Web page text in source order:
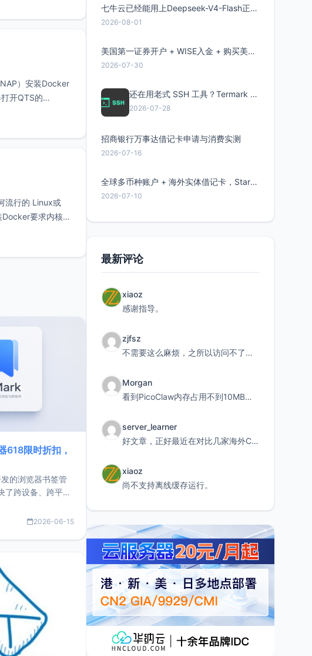
）安装Docker
开QTS的
流行的 Linux或
要求内核大
618限时折扣，
的浏览器书签管
了跨设备、跨平
访问。同时，它还
2026-06-15
七牛云已经能用上Deepseek-V4-Flash正式版了，点此领取300万Token
2026-08-01
美国第一证券开户 + WISE入金 + 购买美股全流程分享
2026-07-30
还在用老式 SSH 工具？Termark 新一代跨平台智能SSH客户端了解一下
2026-07-28
招商银行万事达借记卡申请与消费实测
2026-07-16
全球多币种账户 + 海外实体借记卡，Starryblu开户教程与注意事项
2026-07-10
最新评论
xiaoz
感谢指导。
zjfsz
不需要这么麻烦，之所以访问不了，是由于非对称路由的问题，在爱快主路由添加一条静态路由192.168.
Morgan
看到PicoClaw内存占用不到10MB这个数据真的很惊喜，确实很适合我这种想用旧设备折腾AI的小白
server_learner
好文章，正好最近在对比几家海外CDN。文中提到CF免费版不支持自定义回源端口和HOST这个痛点太真实
xiaoz
尚不支持离线缓存运行。